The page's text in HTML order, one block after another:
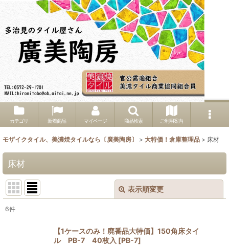
カテゴリ 新着商品 マイページ 商品検索 ご利用案内
モザイクタイル、美濃焼タイルなら〔廣美陶房〕 > 大特価！倉庫整理品 > 床材
床材
表示順変更
6件
【1ケースのみ！廃番品大特価】150角床タイ
ル PB-7 40枚入 [PB-7]